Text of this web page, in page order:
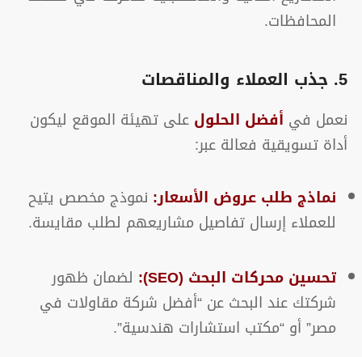
المحافظات.
5. جذب العملاء والمناقصات
نعمل في أفضل الحلول على تهيئة الموقع ليكون
أداة تسويقية فعالة عبر:
نماذج طلب عروض الأسعار: نموذج مخصص يتيح
للعملاء إرسال تفاصيل مشاريعهم لطلب مقايسة.
تحسين محركات البحث (SEO):
لضمان ظهور
شركتك عند البحث عن “أفضل شركة مقاولات في
مصر” أو “مكتب استشارات هندسية”.